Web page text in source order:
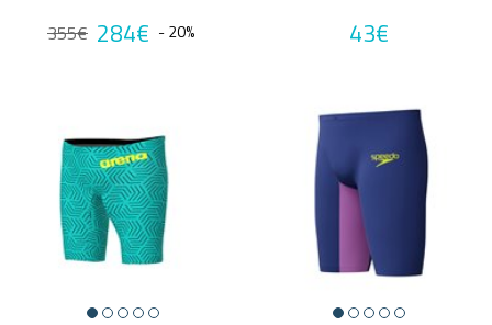
AXR AXEL REYMOND
NIKE SWIM
355€ 284€ - 20% 43€